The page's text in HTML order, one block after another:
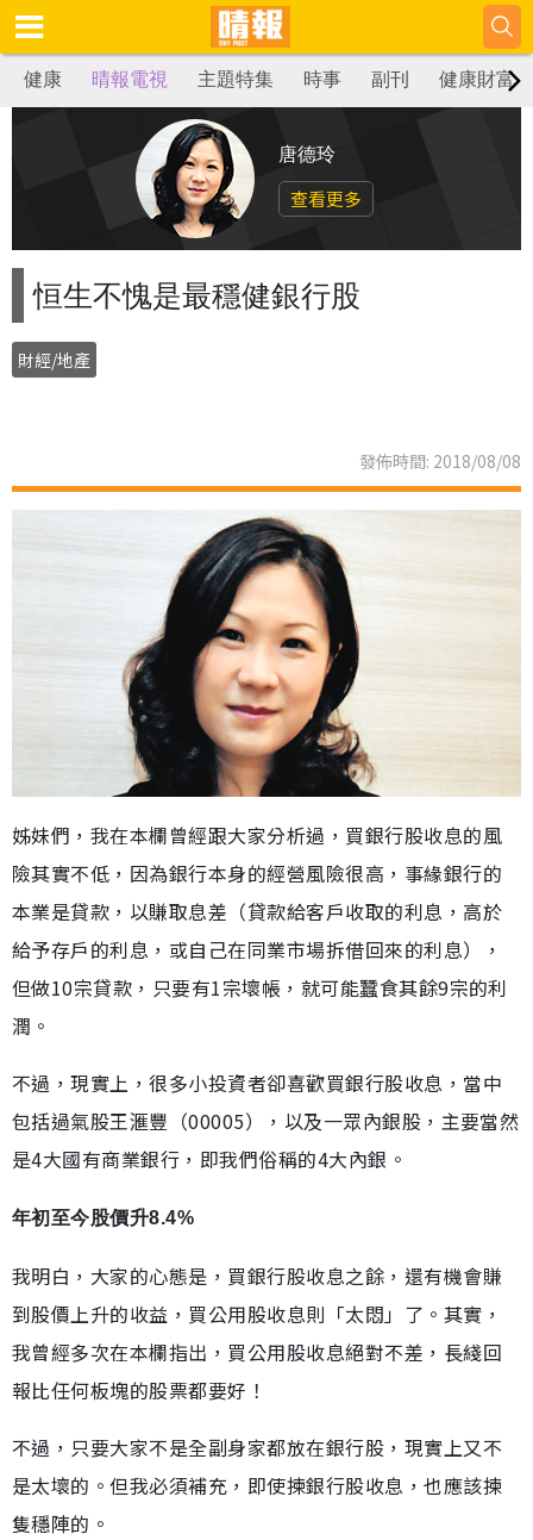
健康 晴報電視 主題特集 時事 副刊 健康財富
唐德玲
查看更多
恒生不愧是最穩健銀行股
財經/地產
發佈時間: 2018/08/08
姊妹們，我在本欄曾經跟大家分析過，買銀行股收息的風
險其實不低，因為銀行本身的經營風險很高，事緣銀行的
本業是貸款，以賺取息差（貸款給客戶收取的利息，高於
給予存戶的利息，或自己在同業市場拆借回來的利息），
但做10宗貸款，只要有1宗壞帳，就可能蠶食其餘9宗的利
潤。
不過，現實上，很多小投資者卻喜歡買銀行股收息，當中
包括過氣股王滙豐（00005），以及一眾內銀股，主要當然
是4大國有商業銀行，即我們俗稱的4大內銀。
年初至今股價升8.4%
我明白，大家的心態是，買銀行股收息之餘，還有機會賺
到股價上升的收益，買公用股收息則「太悶」了。其實，
我曾經多次在本欄指出，買公用股收息絕對不差，長綫回
報比任何板塊的股票都要好！
不過，只要大家不是全副身家都放在銀行股，現實上又不
是太壞的。但我必須補充，即使揀銀行股收息，也應該揀
隻穩陣的。